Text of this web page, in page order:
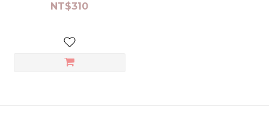
NT$310